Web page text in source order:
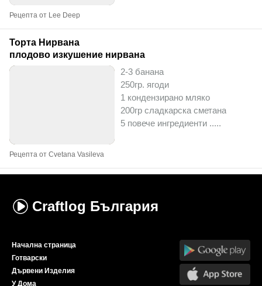
Рецепта от Lee Deep
Торта Нирвана
плодово изкушение нирвана
2-3 банана
250гр. ягоди
1 кондензирано мляко
200гр сладкарска сметана
5 повече ингредиенти .....
Рецепта от Cvetana Vasileva
Craftlog България
Начална страница
Готварски
Дървени Изделия
У Дома